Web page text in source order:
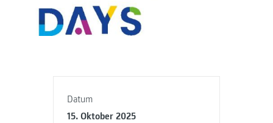
Datum
15. Oktober 2025